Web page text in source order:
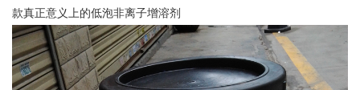
款真正意义上的低泡非离子增溶剂